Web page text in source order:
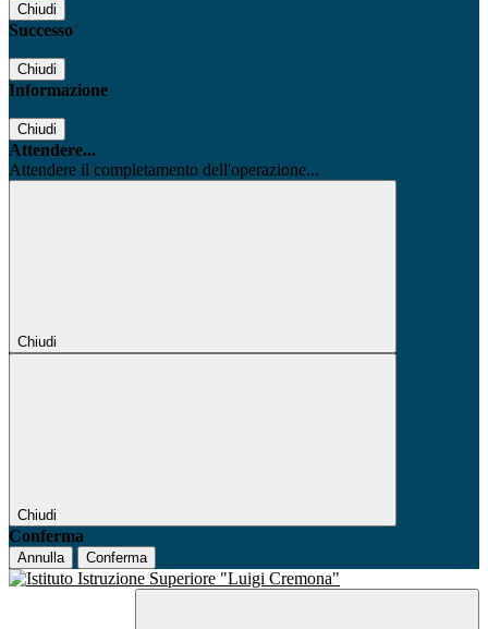
Chiudi
Successo
Chiudi
Informazione
Chiudi
Attendere...
Attendere il completamento dell'operazione...
Chiudi
Chiudi
Conferma
Annulla Conferma